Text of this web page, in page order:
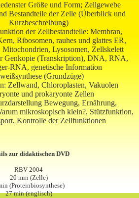
Größe und Form; Zellgewebe
Bestandteile der Zelle (Überblick und
Kurzbeschreibung)
der Zellbestandteile: Membran,
Ribosomen, rauhes und glattes ER,
Lysosomen, Zellskelett
Genkopie (Transkription), DNA, RNA,
RNA, genetische Information
(Grundzüge)
Zellwand, Chloroplasten, Vakuolen
und prokaryonte Zellen
Bewegung, Ernährung,
mikroskopisch klein?, Stützfunktion,
Kontrolle der Zellfunktionen
zur didaktischen DVD
RBV 2004
20 min (Zelle)
(Proteinbiosynthese)
27 min (englisch)